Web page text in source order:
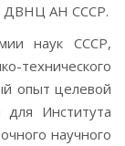
ДВНЦ АН СССР.
наук СССР,
технического
опыт целевой
для Института
научного